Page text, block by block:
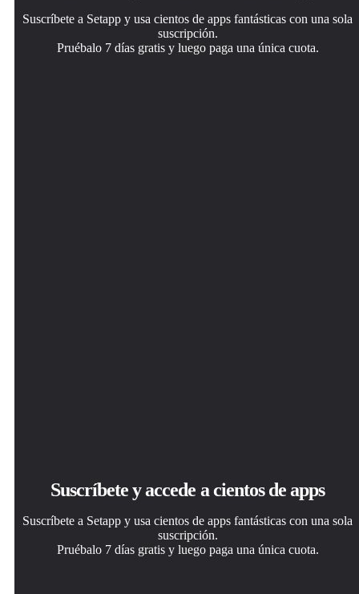
Suscríbete a Setapp y usa cientos de apps fantásticas con una sola
suscripción.
Pruébalo 7 días gratis y luego paga una única cuota.
Suscríbete y accede a cientos de apps
Suscríbete a Setapp y usa cientos de apps fantásticas con una sola
suscripción.
Pruébalo 7 días gratis y luego paga una única cuota.